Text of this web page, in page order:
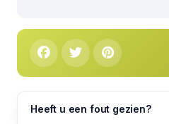
Heeft u een fout gezien?